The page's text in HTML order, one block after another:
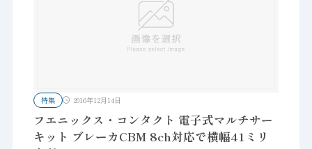
特集 2016年12月14日
フエニックス・コンタクト 電子式マルチサー
キット ブレーカCBM 8ch対応で横幅41ミリ